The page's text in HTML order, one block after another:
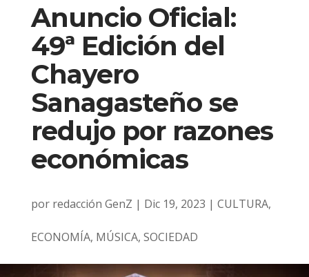
Anuncio Oficial:
49ª Edición del
Chayero
Sanagasteño se
redujo por razones
económicas
por redacción GenZ | Dic 19, 2023 | CULTURA,
ECONOMÍA, MÚSICA, SOCIEDAD